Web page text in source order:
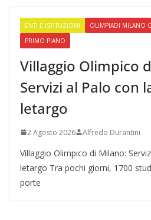
ENTI E ISTITUZIONI
OLIMPIADI MILANO
PRIMO PIANO
Villaggio Olimpico
Servizi al Palo con
letargo
2 Agosto 2026 Alfredo Durantini
Villaggio Olimpico di Milano:
letargo Tra pochi giorni, 1700
porte